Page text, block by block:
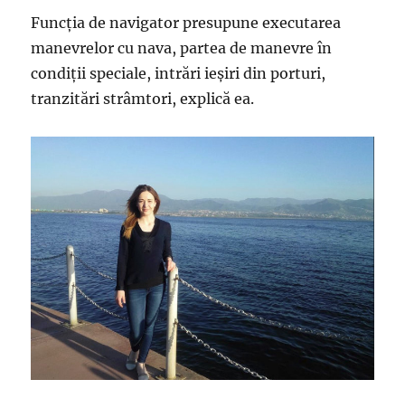
Funcția de navigator presupune executarea
manevrelor cu nava, partea de manevre în
condiții speciale, intrări ieșiri din porturi,
tranzitări strâmtori, explică ea.